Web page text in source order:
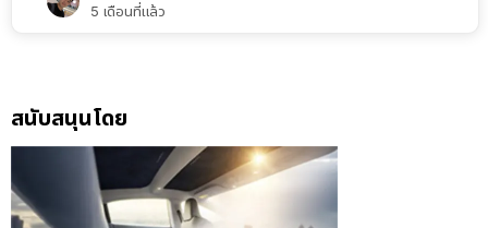
5 เดือนที่แล้ว
สนับสนุนโดย